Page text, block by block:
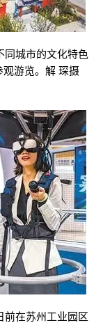
同城市的文化特色
游览。解 琛摄
前在苏州工业园区